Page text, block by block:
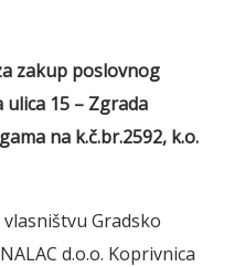
zakup poslovnog
15 – Zgrada
na k.č.br.2592, k.o.
Gradsko
d.o.o. Koprivnica